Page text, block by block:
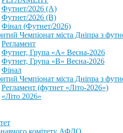
Футнет/2026 (А)
Футнет/2026 (В)
Фінал (Футнет/2026)
Чемпіонат міста Дніпра з
Регламент
Футнет, Група «А» Весна-2026
Футнет, Група «В» Весна-2026
Фінал
Чемпіонат міста Дніпра з
Регламент (футнет «Літо-2026»)
«Літо 2026»
комітету АФДО